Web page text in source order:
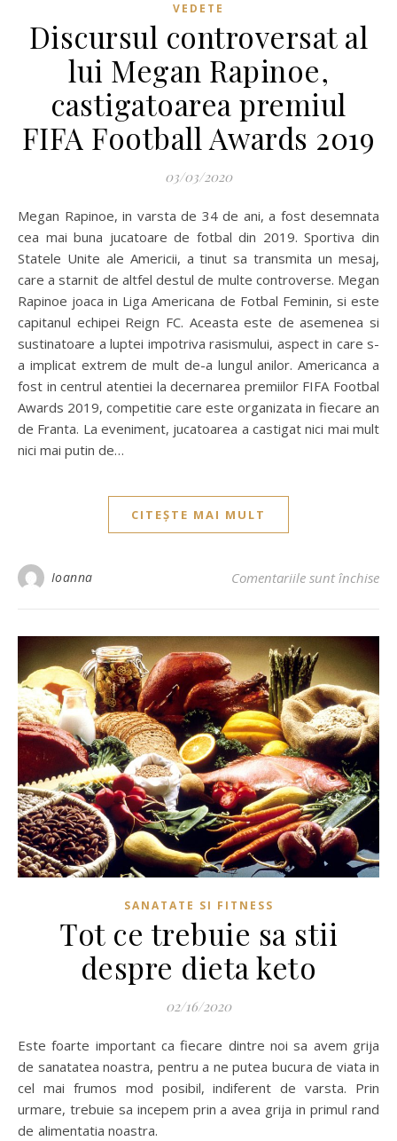
VEDETE
Discursul controversat al
lui Megan Rapinoe,
castigatoarea premiul
FIFA Football Awards 2019
03/03/2020
Megan Rapinoe, in varsta de 34 de ani, a fost desemnata
cea mai buna jucatoare de fotbal din 2019. Sportiva din
Statele Unite ale Americii, a tinut sa transmita un mesaj,
care a starnit de altfel destul de multe controverse. Megan
Rapinoe joaca in Liga Americana de Fotbal Feminin, si este
capitanul echipei Reign FC. Aceasta este de asemenea si
sustinatoare a luptei impotriva rasismului, aspect in care s-
a implicat extrem de mult de-a lungul anilor. Americanca a
fost in centrul atentiei la decernarea premiilor FIFA Footbal
Awards 2019, competitie care este organizata in fiecare an
de Franta. La eveniment, jucatoarea a castigat nici mai mult
nici mai putin de…
CITEȘTE MAI MULT
Ioanna Comentariile sunt închise
SANATATE SI FITNESS
Tot ce trebuie sa stii
despre dieta keto
02/16/2020
Este foarte important ca fiecare dintre noi sa avem grija
de sanatatea noastra, pentru a ne putea bucura de viata in
cel mai frumos mod posibil, indiferent de varsta. Prin
urmare, trebuie sa incepem prin a avea grija in primul rand
de alimentatia noastra.